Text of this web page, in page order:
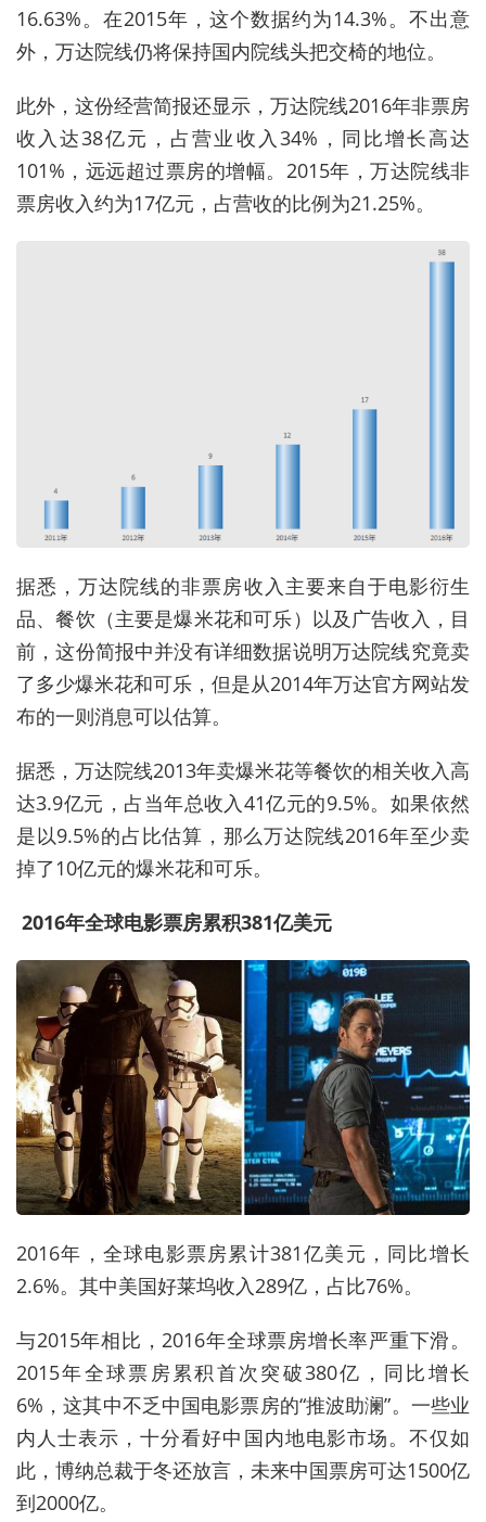
16.63%。在2015年，这个数据约为14.3%。不出意
外，万达院线仍将保持国内院线头把交椅的地位。
此外，这份经营简报还显示，万达院线2016年非票房
收入达38亿元，占营业收入34%，同比增长高达
101%，远远超过票房的增幅。2015年，万达院线非
票房收入约为17亿元，占营收的比例为21.25%。
据悉，万达院线的非票房收入主要来自于电影衍生
品、餐饮（主要是爆米花和可乐）以及广告收入，目
前，这份简报中并没有详细数据说明万达院线究竟卖
了多少爆米花和可乐，但是从2014年万达官方网站发
布的一则消息可以估算。
据悉，万达院线2013年卖爆米花等餐饮的相关收入高
达3.9亿元，占当年总收入41亿元的9.5%。如果依然
是以9.5%的占比估算，那么万达院线2016年至少卖
掉了10亿元的爆米花和可乐。
2016年全球电影票房累积381亿美元
2016年，全球电影票房累计381亿美元，同比增长
2.6%。其中美国好莱坞收入289亿，占比76%。
与2015年相比，2016年全球票房增长率严重下滑。
2015年全球票房累积首次突破380亿，同比增长
6%，这其中不乏中国电影票房的“推波助澜”。一些业
内人士表示，十分看好中国内地电影市场。不仅如
此，博纳总裁于冬还放言，未来中国票房可达1500亿
到2000亿。